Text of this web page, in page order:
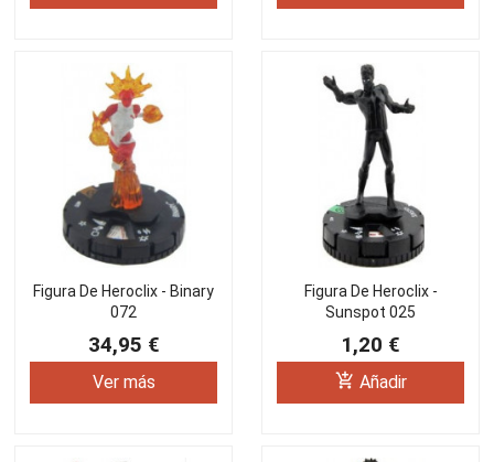
Figura De Heroclix - Binary
072
34,95 €
Ver más
Figura De Heroclix -
Sunspot 025
1,20 €
add_shopping_cart Añadir